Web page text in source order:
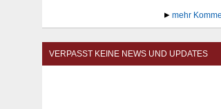
mehr
VERPASST KEINE NEWS UND UPDATES